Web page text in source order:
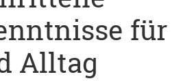
für
Alltag